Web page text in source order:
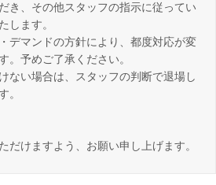
き、その他スタッフの指示に従ってい
します。
デマンドの方針により、都度対応が変
。予めご了承ください。
ない場合は、スタッフの判断で退場し
。
だけますよう、お願い申し上げます。